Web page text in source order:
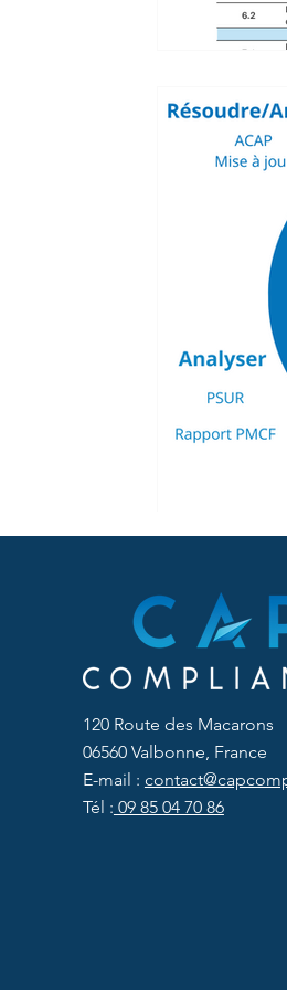
120 Route des Macarons
06560 Valbonne, France
E-mail :
Tél : 09 85 04 70 86